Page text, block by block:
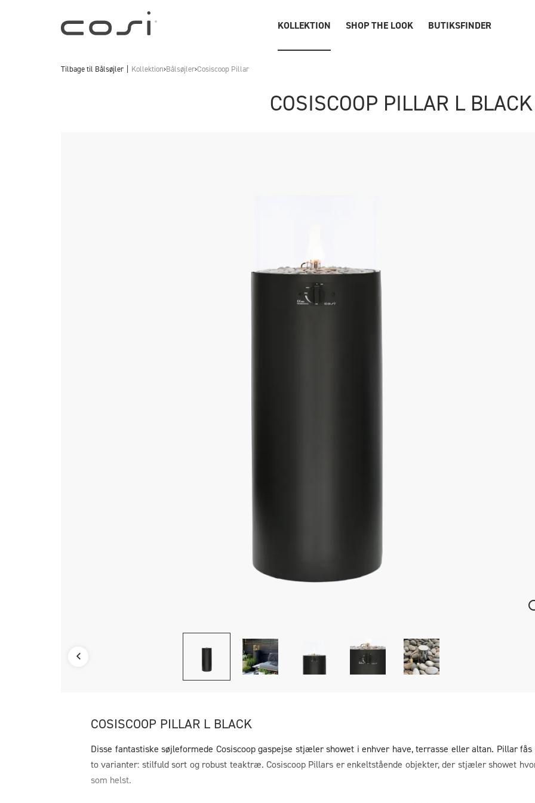
KOLLEKTION SHOP THE LOOK BUTIKSFINDER
Tilbage til Bålsøjler Kollektion›Bålsøjler›Cosiscoop Pillar
COSISCOOP PILLAR L BLACK
COSISCOOP PILLAR L BLACK
Disse fantastiske søjleformede Cosiscoop gaspejse stjæler showet i enhver have, terrasse eller altan. Pillar fås
to varianter: stilfuld sort og robust teaktræ. Cosiscoop Pillars er enkeltstående objekter, der stjæler showet
som helst.